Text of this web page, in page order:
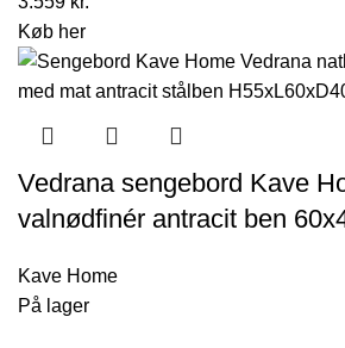
Køb her
Vedrana sengebord Kave
valnødfinér antracit ben
Kave Home
På lager